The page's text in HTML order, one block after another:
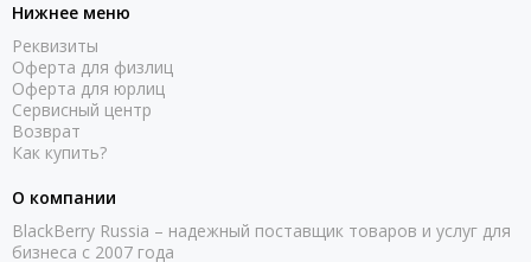
Нижнее меню
Реквизиты
Оферта для физлиц
Оферта для юрлиц
Сервисный центр
Возврат
Как купить?
О компании
BlackBerry Russia – надежный поставщик товаров и услуг для
бизнеса с 2007 года